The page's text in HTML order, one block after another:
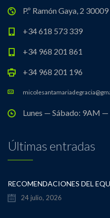
P.º Ramón Gaya, 2
+34 618 573 339
+34 968 201 861
+34 968 201 196
Lunes — Sábado: 9AM
Últimas entradas
RECOMENDACIONES DEL
24 julio, 2026